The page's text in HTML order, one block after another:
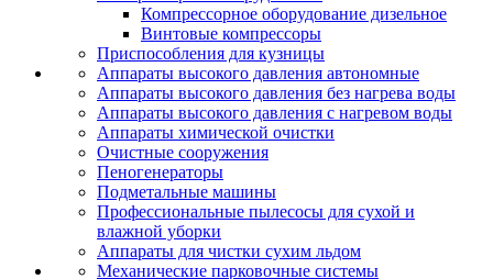
Компрессорное оборудование дизельное
Винтовые компрессоры
Приспособления для кузницы
Аппараты высокого давления автономные
Аппараты высокого давления без нагрева воды
Аппараты высокого давления с нагревом воды
Аппараты химической очистки
Очистные сооружения
Пеногенераторы
Подметальные машины
Профессиональные пылесосы для сухой и
влажной уборки
Аппараты для чистки сухим льдом
Механические парковочные системы